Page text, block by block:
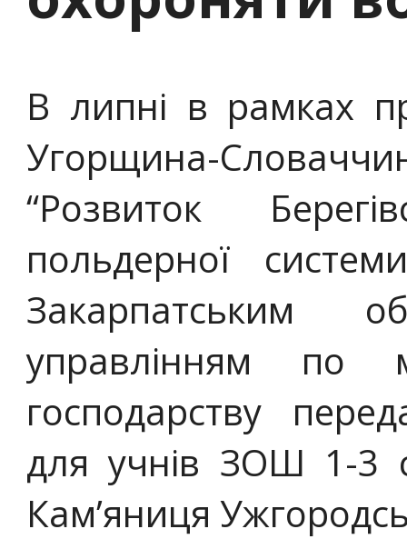
В липні в рамках
Угорщина-
“Розвиток
польдерної
Закарпатським
управлінням по
господарству
для учнів ЗОШ 1-3
Кам’яниця